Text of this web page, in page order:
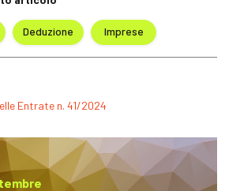
Deduzione Imprese
Entrate n. 41/2024